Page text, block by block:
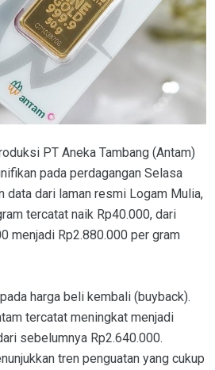
PT Aneka Tambang (Antam)
pada perdagangan Selasa
data dari laman resmi Logam Mulia,
tercatat naik Rp40.000, dari
menjadi Rp2.880.000 per gram
harga beli kembali (buyback).
tercatat meningkat menjadi
sebelumnya Rp2.640.000.
tren penguatan yang cukup